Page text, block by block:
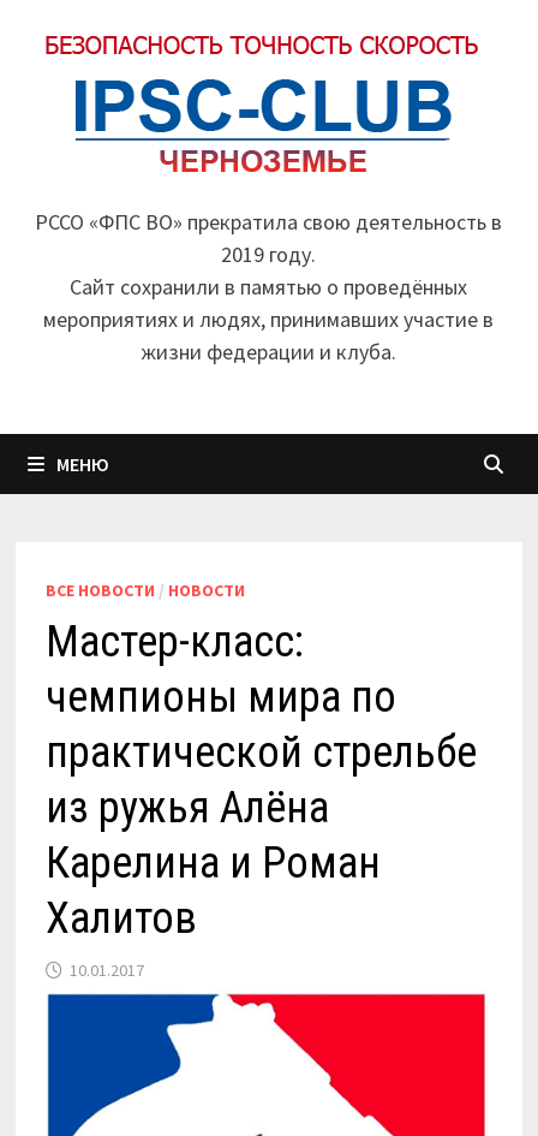
содержимому
РССО «ФПС ВО» прекратила свою деятельность в
2019 году.
Cайт сохранили в памятью о проведённых
мероприятиях и людях, принимавших участие в
жизни федерации и клуба.
МЕНЮ
ВСЕ НОВОСТИ / НОВОСТИ
Мастер-класс:
чемпионы мира по
практической стрельбе
из ружья Алёна
Карелина и Роман
Халитов
10.01.2017